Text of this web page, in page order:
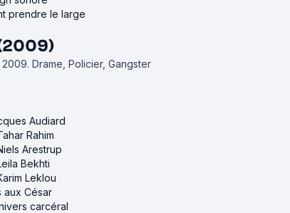
prendre le large
Drame, Policier, Gangster
Audiard
Rahim
Arestrup
Bekhti
Leklou
aux César
carcéral